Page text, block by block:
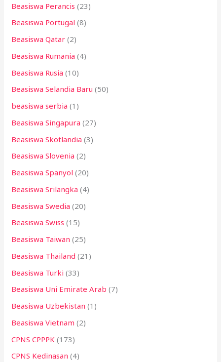
Beasiswa Perancis (23)
Beasiswa Portugal (8)
Beasiswa Qatar (2)
Beasiswa Rumania (4)
Beasiswa Rusia (10)
Beasiswa Selandia Baru (50)
beasiswa serbia (1)
Beasiswa Singapura (27)
Beasiswa Skotlandia (3)
Beasiswa Slovenia (2)
Beasiswa Spanyol (20)
Beasiswa Srilangka (4)
Beasiswa Swedia (20)
Beasiswa Swiss (15)
Beasiswa Taiwan (25)
Beasiswa Thailand (21)
Beasiswa Turki (33)
Beasiswa Uni Emirate Arab (7)
Beasiswa Uzbekistan (1)
Beasiswa Vietnam (2)
CPNS CPPPK (173)
CPNS Kedinasan (4)